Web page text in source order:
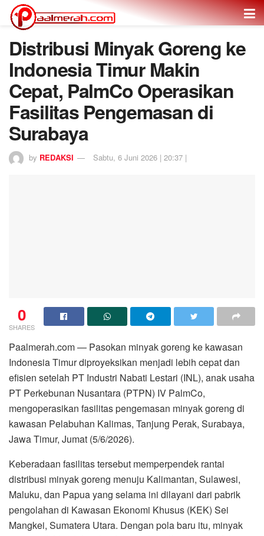
Distribusi Minyak Goreng ke
Indonesia Timur Makin
Cepat, PalmCo Operasikan
Fasilitas Pengemasan di
Surabaya
by REDAKSI Sabtu, 6 Juni 2026 | 20:37 |
0
SHARES
Paalmerah.com — Pasokan minyak goreng ke kawasan
Indonesia Timur diproyeksikan menjadi lebih cepat dan
efisien setelah PT Industri Nabati Lestari (INL), anak usaha
PT Perkebunan Nusantara (PTPN) IV PalmCo,
mengoperasikan fasilitas pengemasan minyak goreng di
kawasan Pelabuhan Kalimas, Tanjung Perak, Surabaya,
Jawa Timur, Jumat (5/6/2026).
Keberadaan fasilitas tersebut memperpendek rantai
distribusi minyak goreng menuju Kalimantan, Sulawesi,
Maluku, dan Papua yang selama ini dilayani dari pabrik
pengolahan di Kawasan Ekonomi Khusus (KEK) Sei
Mangkei, Sumatera Utara. Dengan pola baru itu, minyak